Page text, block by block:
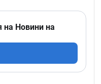
на Новини на